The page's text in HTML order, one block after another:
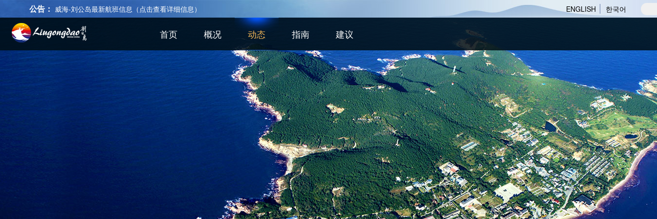
公告： 威海-刘公岛最新航班信息（点击查看详细信息） ENGLISH 한국어
首页 概况 动态 指南 建议